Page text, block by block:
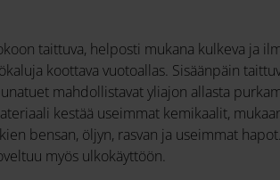
taittuva, helposti mukana kulkeva ja
koottava vuotoallas. Sisäänpäin
mahdollistavat yliajon allasta
kestää useimmat kemikaalit,
bensan, öljyn, rasvan ja useimmat hapot.
myös ulkokäyttöön.